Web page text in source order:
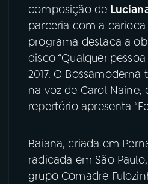
composição de
parceria com a carioca
programa destaca a
disco “Qualquer
2017. O
na voz de Carol Naine,
repertório apresenta
Baiana, criada em
radicada em São
grupo Comadre